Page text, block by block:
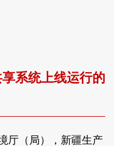
系统上线运行的
厅（局），新疆生产